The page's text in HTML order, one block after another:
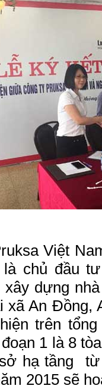
Việt
là chủ đầu
dựng
xã An Đồng,
trên
1 là 8
hạ tầng
2015 sẽ